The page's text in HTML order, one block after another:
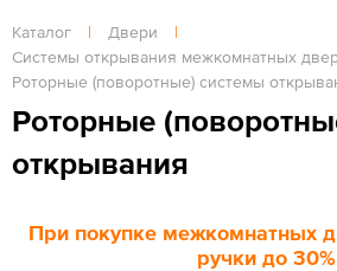
Отзывы
Сб, Вс — выходной
ЗАКАЗАТЬ ЗВОНОК
Вход Регистрация
Каталог | Двери
|
Системы открывания межкомнатных
Роторные (поворотные) системы
Роторные
открывания
При покупке межкомнатных
ручки до 30%